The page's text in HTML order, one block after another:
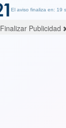
El aviso finaliza en: 18
Finalizar Publicidad